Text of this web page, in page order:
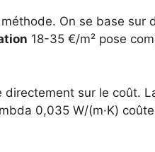
On se base
18-35 €/m² pose
sur le coût.
0,035 W/(m·K)